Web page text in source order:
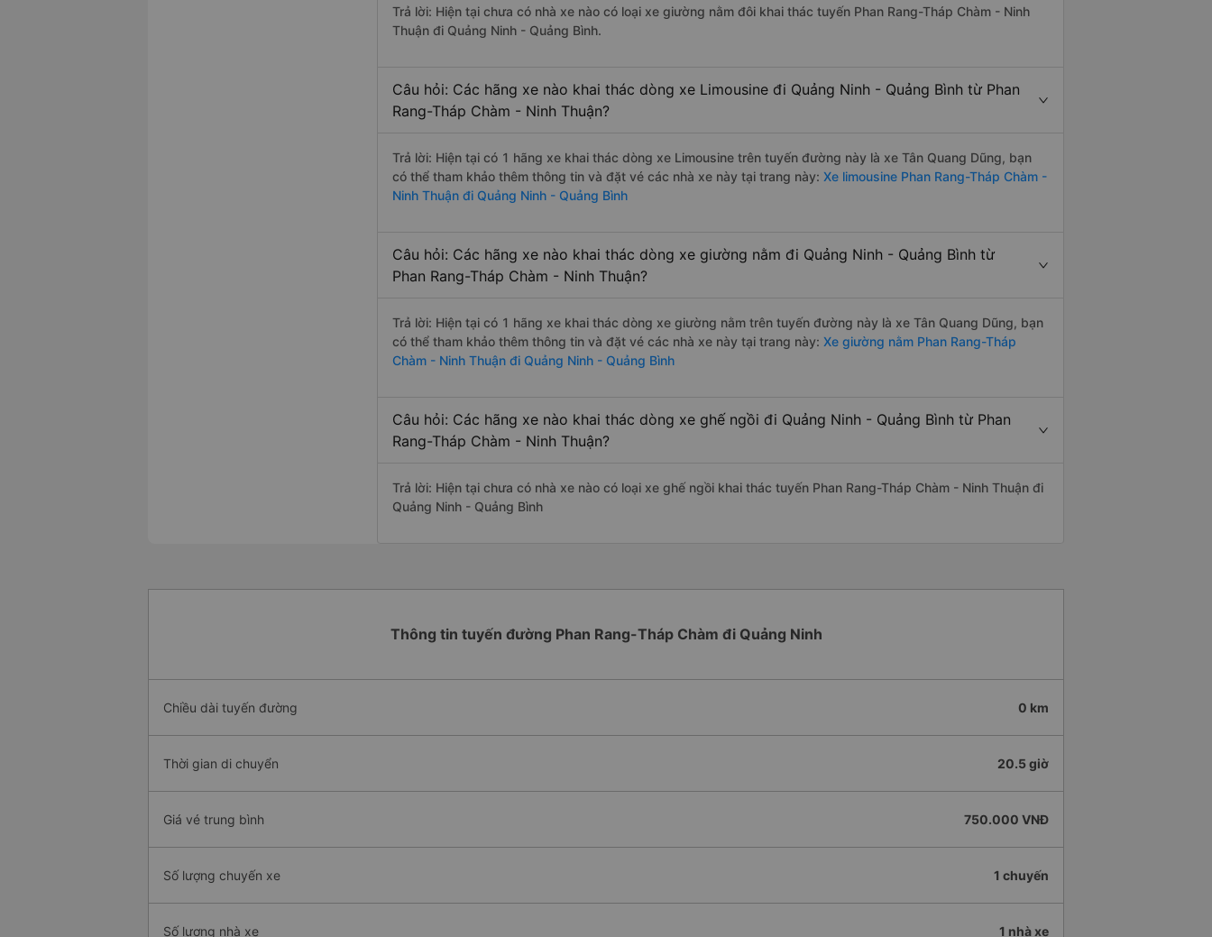
Trả lời: Hiện tại chưa có nhà xe nào có loại xe giường nằm đôi khai thác tuyến Phan Rang-Tháp Chàm - Ninh
Thuận đi Quảng Ninh - Quảng Bình.
Câu hỏi: Các hãng xe nào khai thác dòng xe Limousine đi Quảng Ninh - Quảng Bình từ Phan
Rang-Tháp Chàm - Ninh Thuận?
Trả lời: Hiện tại có 1 hãng xe khai thác dòng xe Limousine trên tuyến đường này là xe Tân Quang Dũng, bạn
có thể tham khảo thêm thông tin và đặt vé các nhà xe này tại trang này: Xe limousine Phan Rang-Tháp Chàm -
Ninh Thuận đi Quảng Ninh - Quảng Bình
Câu hỏi: Các hãng xe nào khai thác dòng xe giường nằm đi Quảng Ninh - Quảng Bình từ
Phan Rang-Tháp Chàm - Ninh Thuận?
Trả lời: Hiện tại có 1 hãng xe khai thác dòng xe giường nằm trên tuyến đường này là xe Tân Quang Dũng, bạn
có thể tham khảo thêm thông tin và đặt vé các nhà xe này tại trang này: Xe giường nằm Phan Rang-Tháp
Chàm - Ninh Thuận đi Quảng Ninh - Quảng Bình
Câu hỏi: Các hãng xe nào khai thác dòng xe ghế ngồi đi Quảng Ninh - Quảng Bình từ Phan
Rang-Tháp Chàm - Ninh Thuận?
Trả lời: Hiện tại chưa có nhà xe nào có loại xe ghế ngồi khai thác tuyến Phan Rang-Tháp Chàm - Ninh Thuận đi
Quảng Ninh - Quảng Bình
Thông tin tuyến đường Phan Rang-Tháp Chàm đi Quảng Ninh
Chiều dài tuyến đường 0 km
Thời gian di chuyển 20.5 giờ
Giá vé trung bình 750.000 VNĐ
Số lượng chuyến xe 1 chuyến
Số lượng nhà xe 1 nhà xe